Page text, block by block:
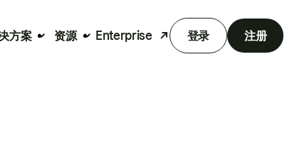
方案 资源 Enterprise 登录 注册